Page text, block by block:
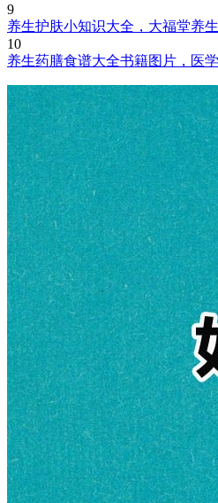
9
养生护肤小知识大全，大福堂养
10
养生药膳食谱大全书籍图片，医